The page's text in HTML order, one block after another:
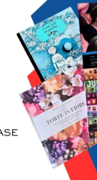
& YOUNG ADULTS